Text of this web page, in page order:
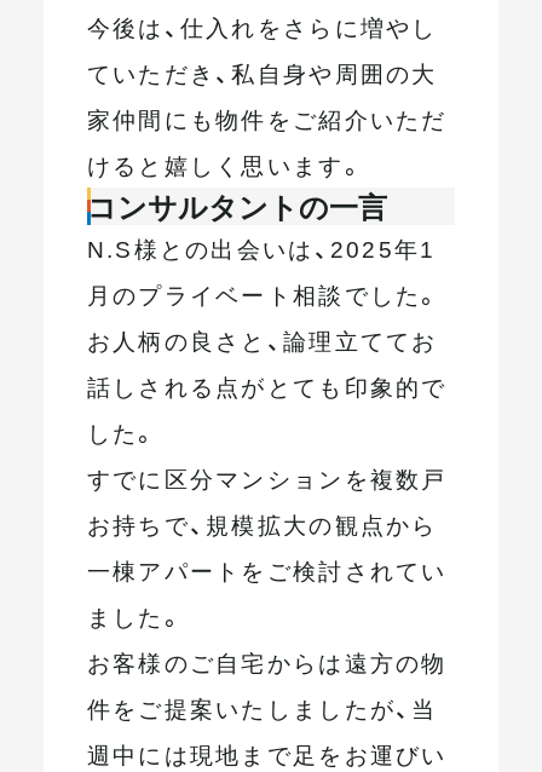
今後は、仕入れをさらに増やし
ていただき、私自身や周囲の大
家仲間にも物件をご紹介いただ
けると嬉しく思います。
コンサルタントの一言
N.S様との出会いは、2025年1
月のプライベート相談でした。
お人柄の良さと、論理立ててお
話しされる点がとても印象的で
した。
すでに区分マンションを複数戸
お持ちで、規模拡大の観点から
一棟アパートをご検討されてい
ました。
お客様のご自宅からは遠方の物
件をご提案いたしましたが、当
週中には現地まで足をお運びい